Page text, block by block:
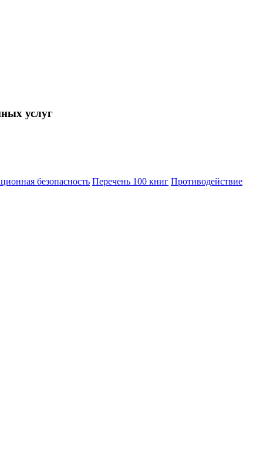
услуг
безопасность Перечень 100 книг Противодействие